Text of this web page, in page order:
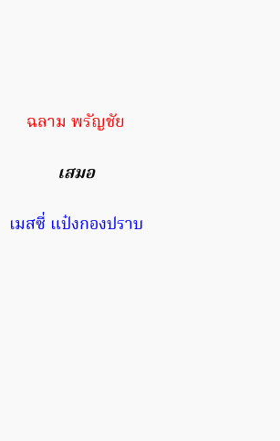
ฉลาม พรัญชัย
เสมอ
เมสซี่ แป๋งกองปราบ